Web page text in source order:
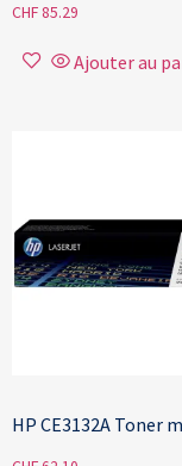
CHF85.29
Ajouter au
HP CE3132A Toner